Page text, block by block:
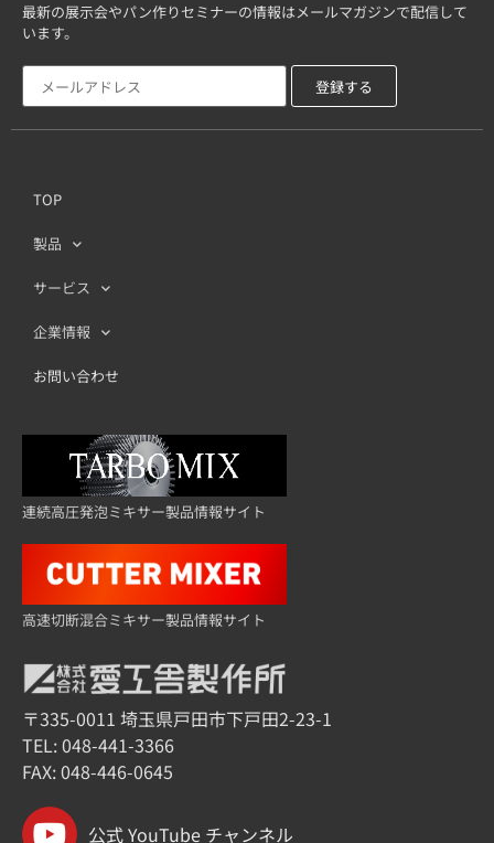
最新の展示会やパン作りセミナーの情報はメールマガジンで配信して
います。
TOP
製品
サービス
企業情報
お問い合わせ
連続高圧発泡ミキサー製品情報サイト
高速切断混合ミキサー製品情報サイト
〒335-0011 埼玉県戸田市下戸田2-23-1
TEL:048-441-3366
FAX: 048-446-0645
公式 YouTube チャンネル